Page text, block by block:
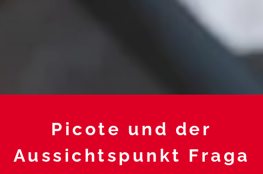
Picote und der
Aussichtspunkt Fraga